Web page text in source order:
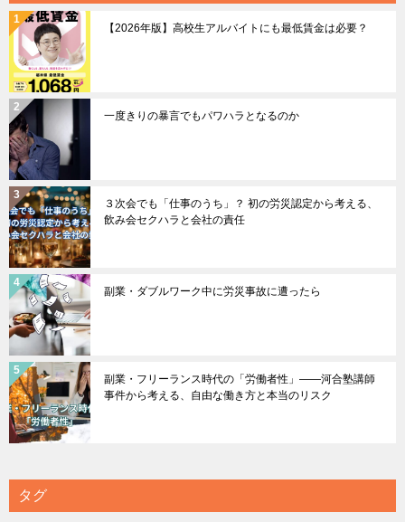
【2026年版】高校生アルバイトにも最低賃金は必要？
一度きりの暴言でもパワハラとなるのか
３次会でも「仕事のうち」？ 初の労災認定から考える、
飲み会セクハラと会社の責任
副業・ダブルワーク中に労災事故に遭ったら
副業・フリーランス時代の「労働者性」――河合塾講師
事件から考える、自由な働き方と本当のリスク
タグ